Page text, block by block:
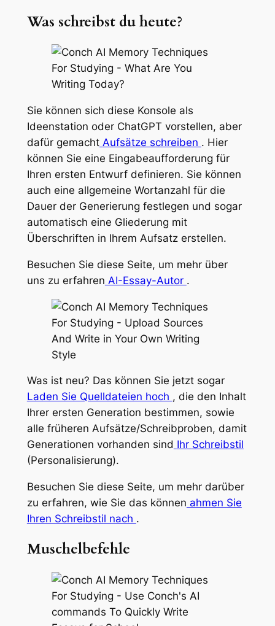
Was schreibst du heute?
Sie können sich diese Konsole als
Ideenstation oder ChatGPT vorstellen, aber
dafür gemacht Aufsätze schreiben . Hier
können Sie eine Eingabeaufforderung für
Ihren ersten Entwurf definieren. Sie können
auch eine allgemeine Wortanzahl für die
Dauer der Generierung festlegen und sogar
automatisch eine Gliederung mit
Überschriften in Ihrem Aufsatz erstellen.
Besuchen Sie diese Seite, um mehr über
uns zu erfahren AI-Essay-Autor .
Was ist neu? Das können Sie jetzt sogar
Laden Sie Quelldateien hoch , die den Inhalt
Ihrer ersten Generation bestimmen, sowie
alle früheren Aufsätze/Schreibproben, damit
Generationen vorhanden sind Ihr Schreibstil
(Personalisierung).
Besuchen Sie diese Seite, um mehr darüber
zu erfahren, wie Sie das können ahmen Sie
Ihren Schreibstil nach .
Muschelbefehle